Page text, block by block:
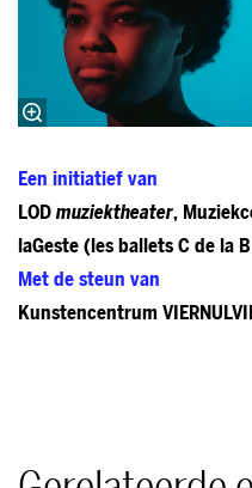
Een initiatief van
LODmuziektheater,
laGeste (les ballets C de la
Met de steun van
Kunstencentrum